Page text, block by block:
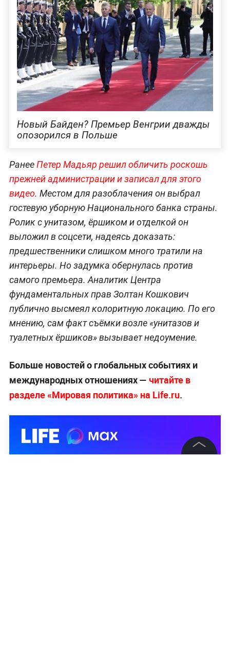
Новый Байден? Премьер Венгрии дважды
опозорился в Польше
РанееПетер Мадьяр решил обличить роскошь
прежней администрации и записал для этого
видео. Местом для разоблачения он выбрал
гостевую уборную Национального банка страны.
Ролик с унитазом, ёршиком и отделкой он
выложил в соцсети, надеясь доказать:
предшественники слишком много тратили на
интерьеры. Но задумка обернулась против
самого премьера. Аналитик Центра
фундаментальных прав Золтан Кошкович
публично высмеял колоритную локацию. По его
мнению, сам факт съёмки возле «унитазов и
туалетных ёршиков» вызывает недоумение.
Больше новостей о глобальных событиях и
международных отношениях — читайте в
разделе «Мировая политика» на Life.ru.